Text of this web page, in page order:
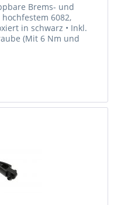
Brems- und
6082,
in schwarz • Inkl.
(Mit 6 Nm und